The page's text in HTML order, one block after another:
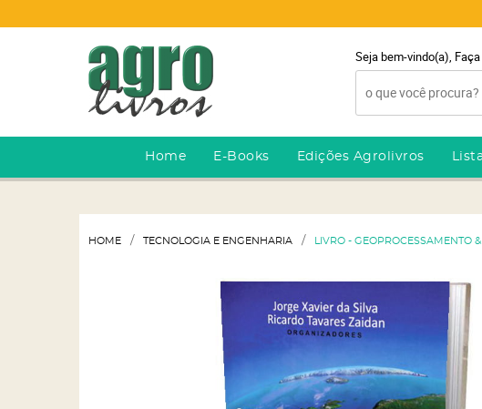
Seja bem-vindo(a),
Home E-Books Edições Agrolivros
HOME TECNOLOGIA E ENGENHARIA LIVRO - GEOPROCESSAMENTO